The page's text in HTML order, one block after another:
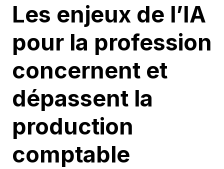
Les enjeux de l’IA
pour la profession
concernent et
dépassent la
production
comptable